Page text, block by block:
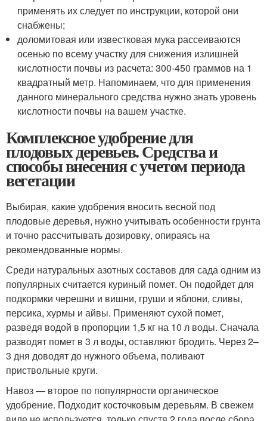
применять их следует по инструкции, которой они
снабжены;
доломитовая или известковая мука рассеиваются
осенью по всему участку для снижения излишней
кислотности почвы из расчета: 300-450 граммов на 1
квадратный метр. Напоминаем, что для применения
данного минерального средства нужно знать уровень
кислотности почвы на вашем участке.
Комплексное удобрение для
плодовых деревьев. Средства и
способы внесения с учетом периода
вегетации
Выбирая, какие удобрения вносить весной под
плодовые деревья, нужно учитывать особенности грунта
и точно рассчитывать дозировку, опираясь на
рекомендованные нормы.
Среди натуральных азотных составов для сада одним из
популярных считается куриный помет. Он подойдет для
подкормки черешни и вишни, груши и яблони, сливы,
персика, хурмы и айвы. Применяют сухой помет,
разведя водой в пропорции 1,5 кг на 10 л воды. Сначала
разводят помет в 3 л воды, оставляют бродить. Через 2–
3 дня доводят до нужного объема, поливают
приствольные круги.
Навоз — второе по популярности органическое
удобрение. Подходит косточковым деревьям. В свежем